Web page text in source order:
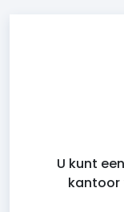
U kunt
kantoor